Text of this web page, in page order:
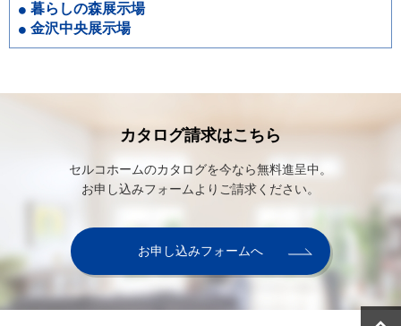
暮らしの森展示場
金沢中央展示場
カタログ請求はこちら
セルコホームのカタログを今なら無料進呈中。
お申し込みフォームよりご請求ください。
お申し込みフォームへ